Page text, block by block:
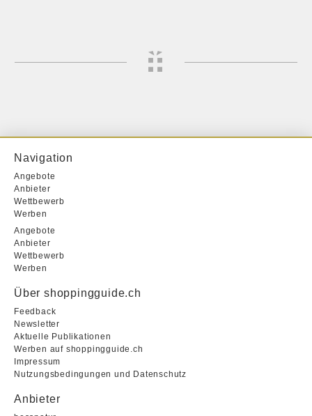
Navigation
Angebote
Anbieter
Wettbewerb
Werben
Angebote
Anbieter
Wettbewerb
Werben
Über shoppingguide.ch
Feedback
Newsletter
Aktuelle Publikationen
Werben auf shoppingguide.ch
Impressum
Nutzungsbedingungen und Datenschutz
Anbieter